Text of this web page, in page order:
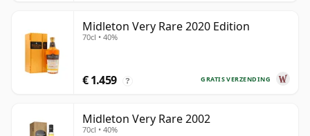
Midleton Very Rare 2020 Edition
70cl • 40%
GRATIS VERZENDING
€ 1.459 ?
Midleton Very Rare 2002
70cl • 40%